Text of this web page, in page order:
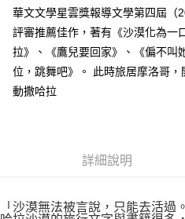
華文文學星雲獎報導文學第四屆（
評審推薦佳作，著有《沙漠化為一
拉》、《鷹兒要回家》、《偏不叫
位，跳舞吧》。 此時旅居摩洛哥
動撒哈拉
詳細說明
「沙漠無法被言說，只能去活